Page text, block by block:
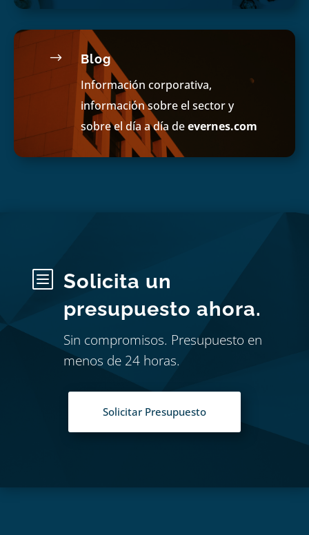
$ Blog
Información corporativa,
información sobre el sector y
sobre el día a día deevernes.com
b
Solicita un
presupuesto ahora.
Sin compromisos. Presupuesto en
menos de 24 horas.
Solicitar Presupuesto